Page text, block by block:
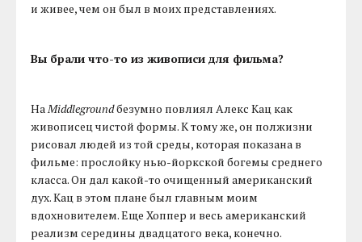
и живее, чем он был в моих представлениях.
Вы брали что-то из живописи для фильма?
НаMiddlegroundбезумно повлиял Алекс Кац как
живописец чистой формы. К тому же, он полжизни
рисовал людей из той среды, которая показана в
фильме: прослойку нью-йоркской богемы среднего
класса. Он дал какой-то очищенный американский
дух. Кац в этом плане был главным моим
вдохновителем. Еще Хоппер и весь американский
реализм середины двадцатого века, конечно.